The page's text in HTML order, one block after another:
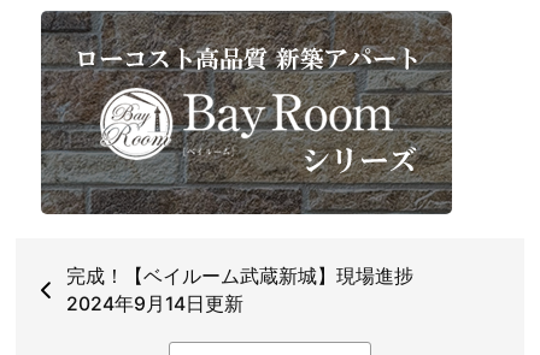
完成！【ベイルーム武蔵新城】現場進捗
2024年9月14日更新